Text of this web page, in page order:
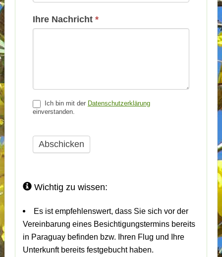
Ihre Nachricht *
Ich bin mit der Datenschutzerklärung
einverstanden.
Abschicken
Wichtig zu wissen:
Es ist empfehlenswert, dass Sie sich vor der
Vereinbarung eines Besichtigungstermins bereits
in Paraguay befinden bzw. Ihren Flug und Ihre
Unterkunft bereits festgebucht haben.